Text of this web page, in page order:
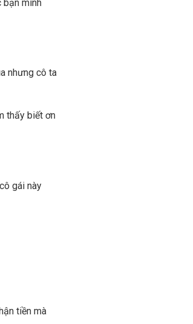
bạn mình
nhưng cô ta
thấy biết ơn
gái này
tiền mà